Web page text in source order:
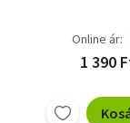
Online ár:
1 390